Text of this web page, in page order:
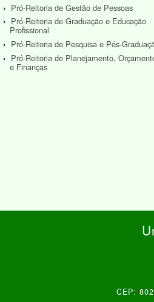
Pró-Reitoria de Gestão de Pessoas
Pró-Reitoria de Graduação e Educação
Profissional
Pró-Reitoria de Pesquisa e Pós-
Pró-Reitoria de Planejamento,
e Finanças
CEP: